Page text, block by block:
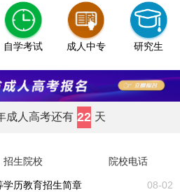
自学考试 成人中专 研究生
成人高考还有 22 天
招生院校 院校电话
08-02
学历教育招生简章